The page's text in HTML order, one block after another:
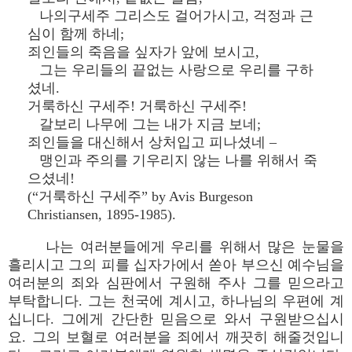
나의구세주 그리스도 걸어가시고, 걱정과 근
심이 함께 하네;
죄인들의 죽음을 싶자가 앞에 보시고,
그는 우리들의 끝없는 사랑으로 우리를 구하
셨네.
거룩하신 구세주! 거룩하신 구세주!
갈보리 나무에 그는 내가 지금 보네;
죄인들을 대신해서 상처입고 피나셨네 –
맹인과 주의를 기우리지 않는 나를 위해서 죽
으셨네!
(“거룩하신 구세주” by Avis Burgeson
Christiansen, 1895-1985).
나는 여러분들에게 우리를 위해서 많은 눈물을
흘리시고 그의 피를 십자가에서 쏟아 부으신 예수님을
여러분의 죄와 심판에서 구원해 주사 그를 믿으라고
부탁합니다. 그는 천국에 계시고, 하나님의 우편에 계
십니다. 그에게 간단한 믿음으로 와서 구원받으십시
요. 그의 보혈로 여러분을 죄에서 깨끗히 해줄것입니